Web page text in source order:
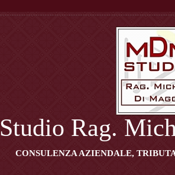
Studio Rag.
CONSULENZA AZIENDALE,